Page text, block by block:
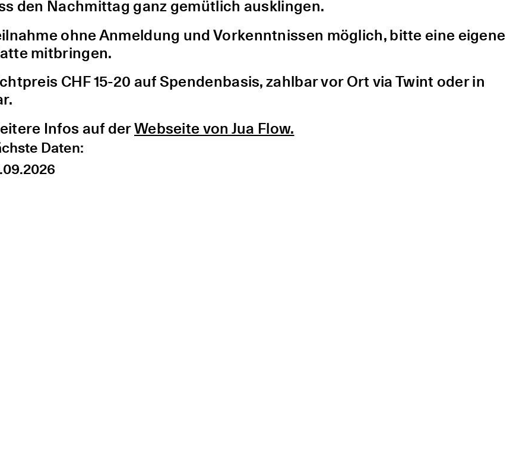
den Nachmittag ganz gemütlich ausklingen.
ohne Anmeldung und Vorkenntnissen möglich, bitte eine eigene
mitbringen.
CHF 15-20 auf Spendenbasis, zahlbar vor Ort via Twint oder in
Infos auf derWebseite von Jua Flow.
Daten: